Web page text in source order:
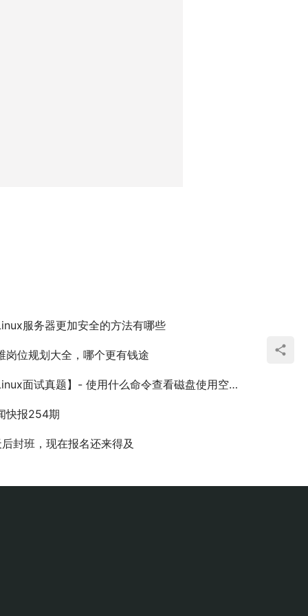
服务器更加安全的方法有哪些
岗位规划大全，哪个更有钱途
面试真题】- 使用什么命令查看磁盘使用空间？ 空闲空间呢?
快报254期
封班，现在报名还来得及